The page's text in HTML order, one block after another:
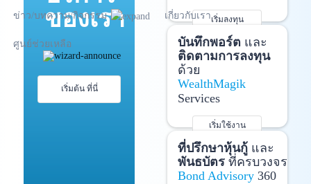
ข่าว/บทความ/กิจกรรม เกี่ยวกับเรา
ศูนย์ช่วยเหลือ
ของเรา
เริ่มต้น ที่นี่
เริ่มลงทุน
รายละเอียดเพิ่มเติม
บันทึกพอร์ตและ
ติดตามการลงทุน
ด้วย
WealthMagik
Services
เริ่มใช้งาน
รายละเอียดเพิ่มเติม
ที่ปรึกษาหุ้นกู้และ
พันธบัตรที่ครบวงจร
Bond Advisory360